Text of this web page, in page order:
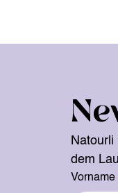
dem
Vorname